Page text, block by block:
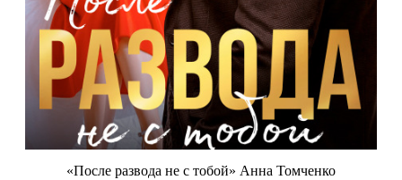
«После развода не с тобой» Анна Томченко